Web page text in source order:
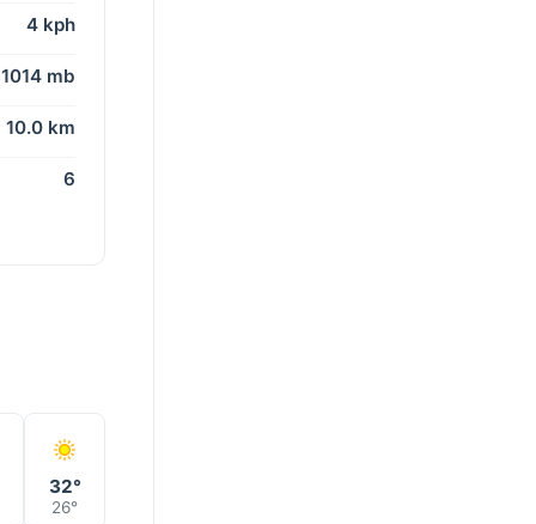
4 kph
1014 mb
10.0 km
6
32°
26°